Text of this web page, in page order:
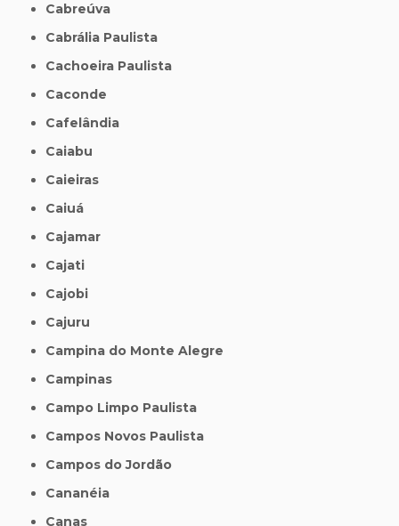
Cabreúva
Cabrália Paulista
Cachoeira Paulista
Caconde
Cafelândia
Caiabu
Caieiras
Caiuá
Cajamar
Cajati
Cajobi
Cajuru
Campina do Monte Alegre
Campinas
Campo Limpo Paulista
Campos Novos Paulista
Campos do Jordão
Cananéia
Canas